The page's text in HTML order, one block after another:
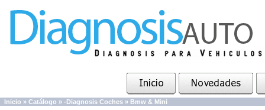
Inicio » Catálogo » -Diagnosis Coches » Bmw & Mini